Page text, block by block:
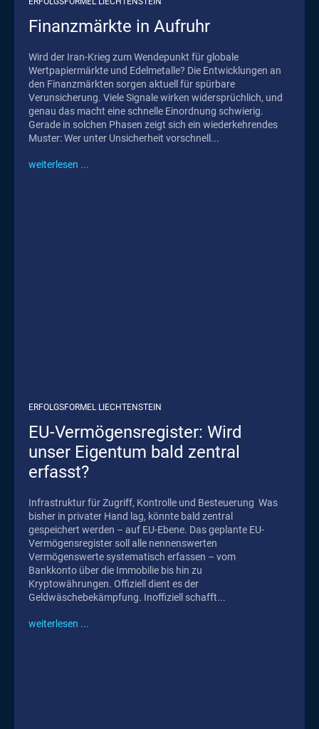
Finanzmärkte in Aufruhr
Wird der Iran-Krieg zum Wendepunkt für globale
Wertpapiermärkte und Edelmetalle? Die Entwicklungen an
den Finanzmärkten sorgen aktuell für spürbare
Verunsicherung. Viele Signale wirken widersprüchlich, und
genau das macht eine schnelle Einordnung schwierig.
Gerade in solchen Phasen zeigt sich ein wiederkehrendes
Muster: Wer unter Unsicherheit vorschnell...
weiterlesen ...
ERFOLGSFORMEL LIECHTENSTEIN
EU-Vermögensregister: Wird
unser Eigentum bald zentral
erfasst?
Infrastruktur für Zugriff, Kontrolle und Besteuerung Was
bisher in privater Hand lag, könnte bald zentral
gespeichert werden – auf EU-Ebene. Das geplante EU-
Vermögensregister soll alle nennenswerten
Vermögenswerte systematisch erfassen – vom
Bankkonto über die Immobilie bis hin zu
Kryptowährungen. Offiziell dient es der
Geldwäschebekämpfung. Inoffiziell schafft...
weiterlesen ...